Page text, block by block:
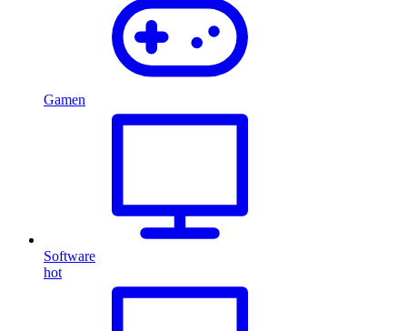
Gamen
Software
hot